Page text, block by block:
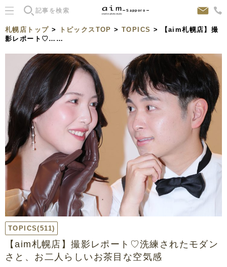
Sapporo
札幌店トップ > トピックスTOP >TOPICS > 【aim札幌店】撮
影レポート♡……
TOPICS(511)
【aim札幌店】撮影レポート♡洗練されたモダン
さと、お二人らしいお茶目な空気感